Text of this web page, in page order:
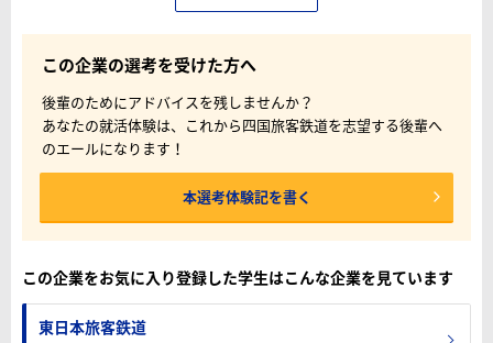
この企業の選考を受けた方へ
後輩のためにアドバイスを残しませんか？
あなたの就活体験は、これから四国旅客鉄道を志望する後輩へ
のエールになります！
本選考体験記を書く
この企業をお気に入り登録した学生はこんな企業を見ています
東日本旅客鉄道